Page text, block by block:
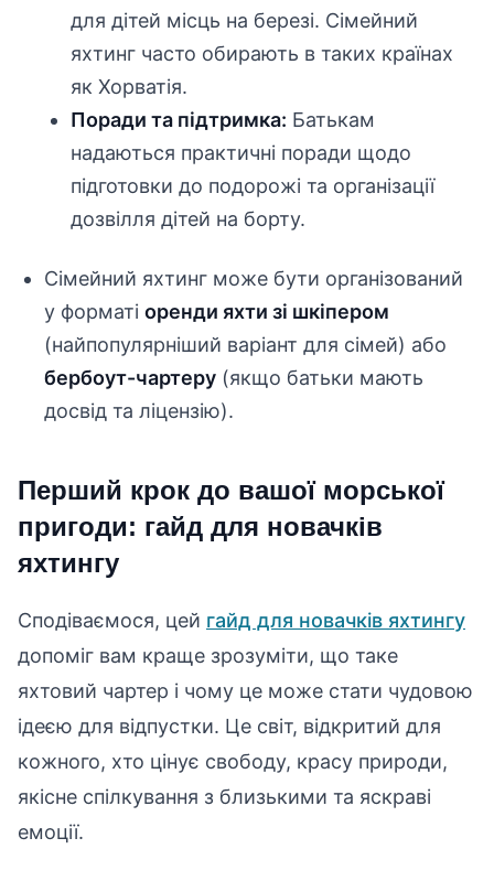
для дітей місць на березі. Сімейний
яхтинг часто обирають в таких країнах
як Хорватія.
Поради та підтримка: Батькам
надаються практичні поради щодо
підготовки до подорожі та організації
дозвілля дітей на борту.
Сімейний яхтинг може бути організований
у форматі оренди яхти зі шкіпером
(найпопулярніший варіант для сімей) або
бербоут-чартеру (якщо батьки мають
досвід та ліцензію).
Перший крок до вашої морської
пригоди: гайд для новачків
яхтингу
Сподіваємося, цей гайд для новачків яхтингу
допоміг вам краще зрозуміти, що таке
яхтовий чартер і чому це може стати чудовою
ідеєю для відпустки. Це світ, відкритий для
кожного, хто цінує свободу, красу природи,
якісне спілкування з близькими та яскраві
емоції.